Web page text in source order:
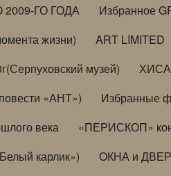
ГО ГОДА
Избранное
жизни)
ART LIMITED
музей)
«АНТ»)
Избранные
века
«ПЕРИСКОП»
карлик»)
ОКНА и